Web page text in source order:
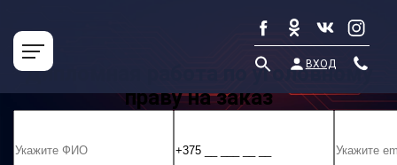
ВХОД
Дипломная работа по уголовному
праву на заказ